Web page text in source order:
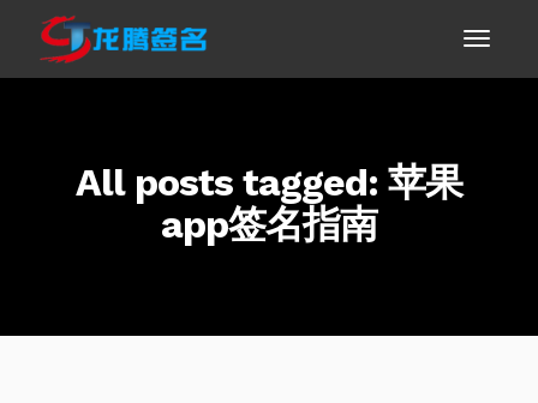
All posts tagged: 苹果
app签名指南